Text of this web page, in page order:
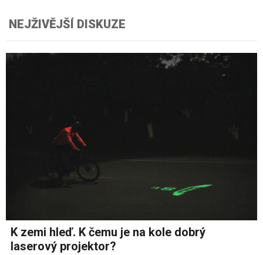
NEJŽIVĚJŠÍ DISKUZE
K zemi hleď. K čemu je na kole dobrý
laserový projektor?